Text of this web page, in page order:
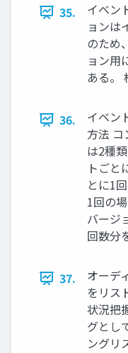
35.
イベン
ョンは
のため
ョン用
ある。
36.
イベン
方法
は2種
トごと
とに1
1回の
バージ
回数分
37.
オーデ
をリス
状況把
グとし
ングリ